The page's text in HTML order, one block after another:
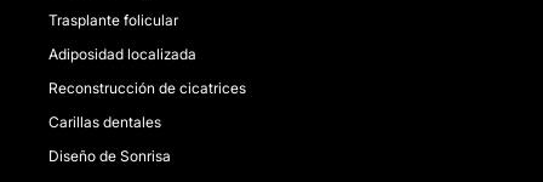
Trasplante folicular
Adiposidad localizada
Reconstrucción de cicatrices
Carillas dentales
Diseño de Sonrisa